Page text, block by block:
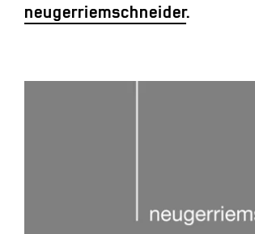
neugerriemschneider.